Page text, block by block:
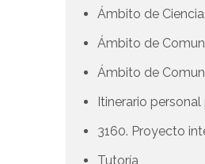
Ámbito de
Ámbito de
Ámbito de
Itinerario
3160. Proyecto
Tutoría